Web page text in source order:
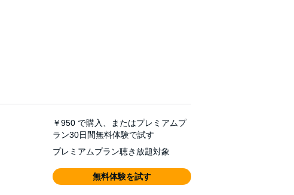
￥950 で購入、またはプレミアムプ
ラン30日間無料体験で試す
プレミアムプラン聴き放題対象
無料体験を試す